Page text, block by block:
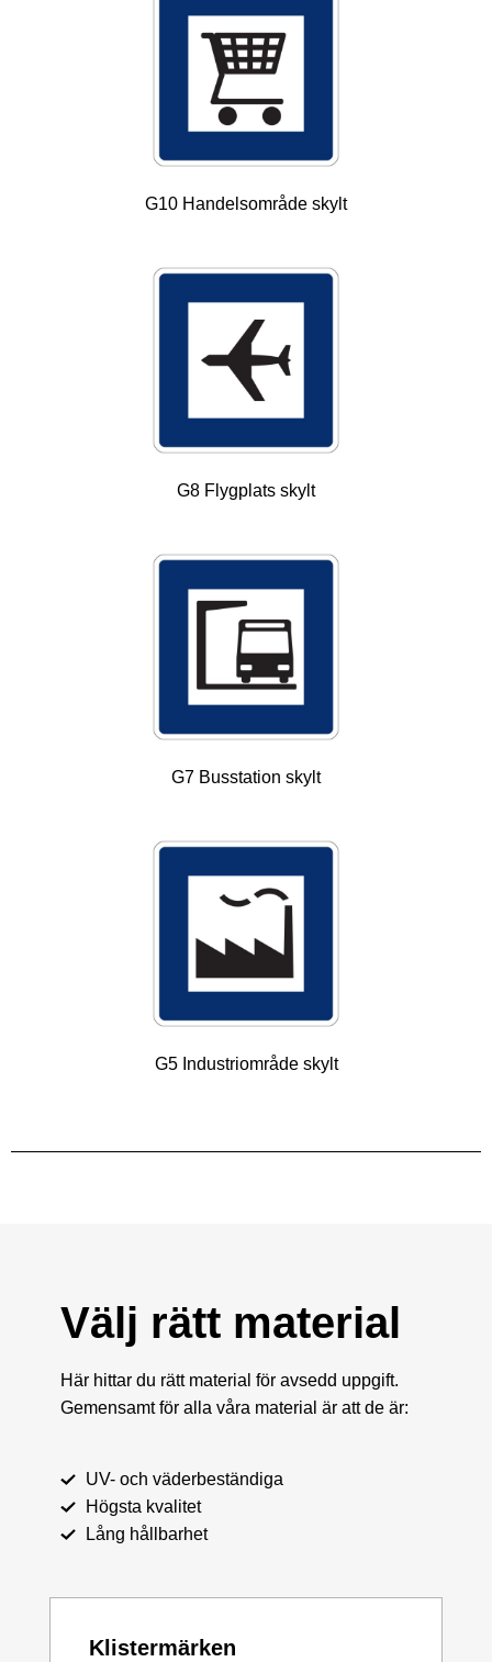
G10 Handelsområde skylt
G8 Flygplats skylt
G7 Busstation skylt
G5 Industriområde skylt
Välj rätt material
Här hittar du rätt material för avsedd uppgift.
Gemensamt för alla våra material är att de är:
UV- och väderbeständiga
Högsta kvalitet
Lång hållbarhet
Klistermärken